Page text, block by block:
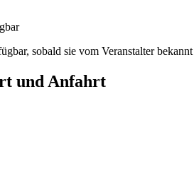
sobald sie vom Veranstalter
und Anfahrt